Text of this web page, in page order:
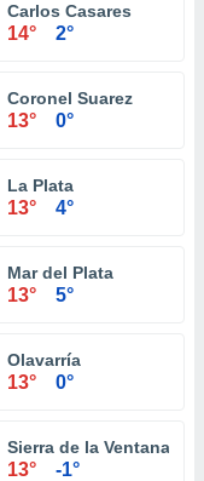
Carlos Casares
14° 2°
Coronel Suarez
13° 0°
La Plata
13° 4°
Mar del Plata
13° 5°
Olavarría
13° 0°
Sierra de la Ventana
13° -1°